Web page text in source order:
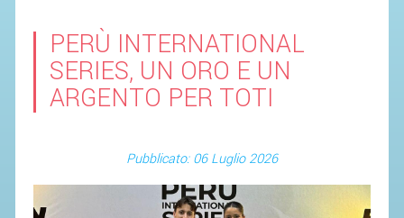
PERÙ INTERNATIONAL
SERIES, UN ORO E UN
ARGENTO PER TOTI
Pubblicato: 06 Luglio 2026